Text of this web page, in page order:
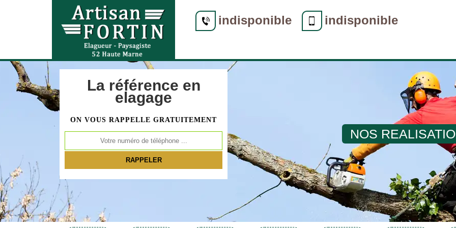
indisponible indisponible
La référence en
elagage
ON VOUS RAPPELLE GRATUITEMENT
NOS